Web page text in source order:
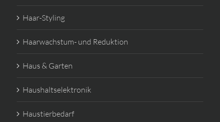
Haar-Styling
Haarwachstum- und Reduktion
Haus & Garten
Haushaltselektronik
Haustierbedarf